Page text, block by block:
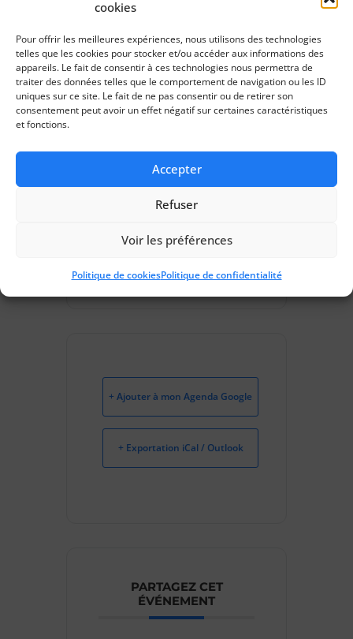
cookies
Pour offrir les meilleures expériences, nous utilisons des technologies
telles que les cookies pour stocker et/ou accéder aux informations des
appareils. Le fait de consentir à ces technologies nous permettra de
traiter des données telles que le comportement de navigation ou les ID
uniques sur ce site. Le fait de ne pas consentir ou de retirer son
consentement peut avoir un effet négatif sur certaines caractéristiques
et fonctions.
Accepter
Refuser
Voir les préférences
Politique de cookiesPolitique de confidentialité
9h00 - 12h00
LIEU
CIHL - Saran 315
Saran
CATÉGORIES
Accident du
travail
+ Ajouter à mon Agenda Google
+ Exportation iCal / Outlook
PARTAGEZ CET
ÉVÉNEMENT